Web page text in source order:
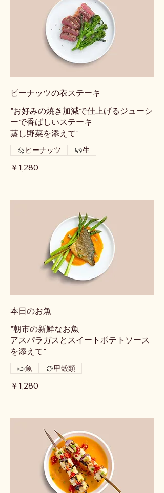
ピーナッツの衣ステーキ
"お好みの焼き加減で仕上げるジューシ
ーで香ばしいステーキ
蒸し野菜を添えて"
￥1,280
ピーナッツ 生
本日のお魚
"朝市の新鮮なお魚
アスパラガスとスイートポテトソース
を添えて"
￥1,280
魚 甲殻類